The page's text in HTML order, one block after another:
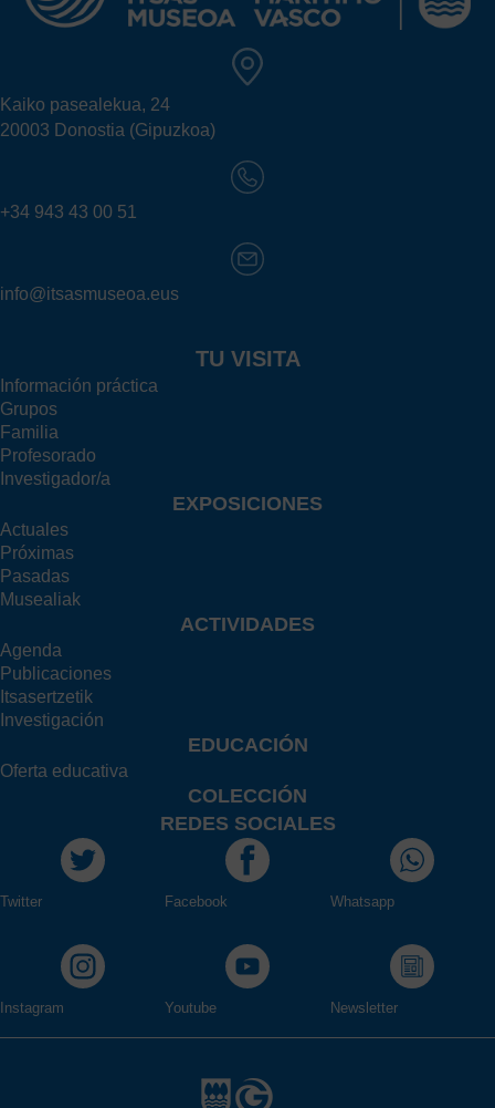
Kaiko pasealekua, 24
20003 Donostia (Gipuzkoa)
+34 943 43 00 51
info@itsasmuseoa.eus
TU VISITA
Información práctica
Grupos
Familia
Profesorado
Investigador/a
EXPOSICIONES
Actuales
Próximas
Pasadas
Musealiak
ACTIVIDADES
Agenda
Publicaciones
Itsasertzetik
Investigación
EDUCACIÓN
Oferta educativa
COLECCIÓN
REDES SOCIALES
Twitter Facebook Whatsapp
Instagram Youtube Newsletter